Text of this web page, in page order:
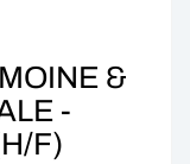
&
-
F)